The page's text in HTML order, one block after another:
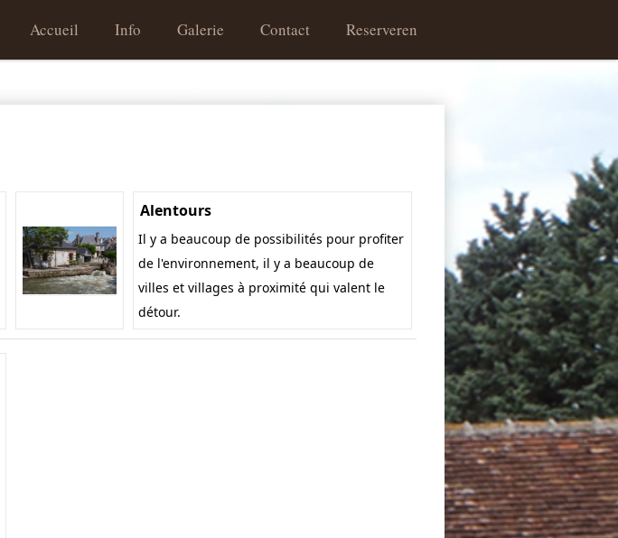
Accueil Info Galerie Contact Reserveren
Alentours
Il y a beaucoup de possibilités pour profiter
de l'environnement, il y a beaucoup de
villes et villages à proximité qui valent le
détour.